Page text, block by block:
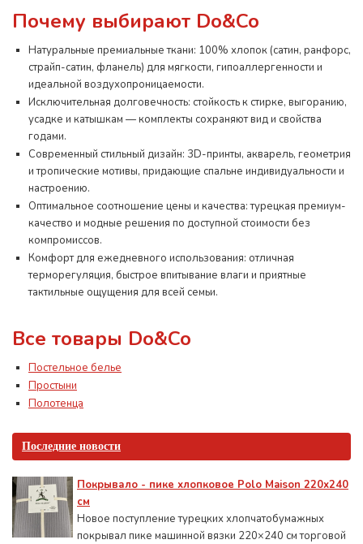
Последние новости
Покрывало - пике хлопковое Polo Maison 220х240
см
Новое поступление турецких хлопчатобумажных
покрывал пике машинной вязки 220×240 см торговой
Почему выбирают Do&Co
Натуральные премиальные ткани: 100% хлопок (сатин, ранфорс,
страйп-сатин, фланель) для мягкости, гипоаллергенности и
идеальной воздухопроницаемости.
Исключительная долговечность: стойкость к стирке, выгоранию,
усадке и катышкам — комплекты сохраняют вид и свойства
годами.
Современный стильный дизайн: 3D-принты, акварель, геометрия
и тропические мотивы, придающие спальне индивидуальности и
настроению.
Оптимальное соотношение цены и качества: турецкая премиум-
качество и модные решения по доступной стоимости без
компромиссов.
Комфорт для ежедневного использования: отличная
терморегуляция, быстрое впитывание влаги и приятные
тактильные ощущения для всей семьи.
Все товары Do&Co
Постельное белье
Простыни
Полотенца